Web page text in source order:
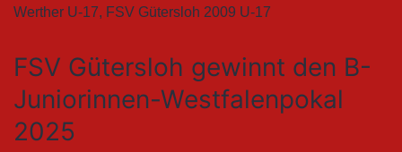
Werther U-17, FSV Gütersloh 2009 U-17
FSV Gütersloh gewinnt den B-
Juniorinnen-Westfalenpokal
2025